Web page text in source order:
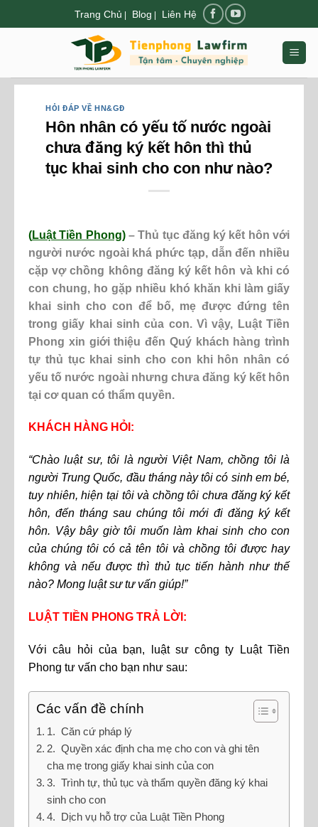
đến
Trang Chủ | Blog | Liên Hệ
HỎI ĐÁP VỀ HN&GĐ
Hôn nhân có yếu tố nước ngoài
chưa đăng ký kết hôn thì thủ
tục khai sinh cho con như nào?
(Luật Tiền Phong) – Thủ tục đăng ký kết hôn với
người nước ngoài khá phức tạp, dẫn đến nhiều
cặp vợ chồng không đăng ký kết hôn và khi có
con chung, ho gặp nhiều khó khăn khi làm giấy
khai sinh cho con để bố, mẹ được đứng tên
trong giấy khai sinh của con. Vì vậy, Luật Tiền
Phong xin giới thiệu đến Quý khách hàng trình
tự thủ tục khai sinh cho con khi hôn nhân có
yếu tố nước ngoài nhưng chưa đăng ký kết hôn
tại cơ quan có thẩm quyền.
KHÁCH HÀNG HỎI:
“Chào luật sư, tôi là người Việt Nam, chồng tôi là
người Trung Quốc, đầu tháng này tôi có sinh em bé,
tuy nhiên, hiện tại tôi và chồng tôi chưa đăng ký kết
hôn, đến tháng sau chúng tôi mới đi đăng ký kết
hôn. Vậy bây giờ tôi muốn làm khai sinh cho con
của chúng tôi có cả tên tôi và chồng tôi được hay
không và nếu được thì thủ tục tiến hành như thế
nào? Mong luật sư tư vấn giúp!”
LUẬT TIỀN PHONG TRẢ LỜI:
Với câu hỏi của bạn, luật sư công ty Luật Tiền
Phong tư vấn cho bạn như sau:
Các vấn đề chính
1. Căn cứ pháp lý
2. Quyền xác định cha mẹ cho con và ghi tên
cha mẹ trong giấy khai sinh của con
3. Trình tự, thủ tục và thẩm quyền đăng ký khai
sinh cho con
4. Dịch vụ hỗ trợ của Luật Tiền Phong